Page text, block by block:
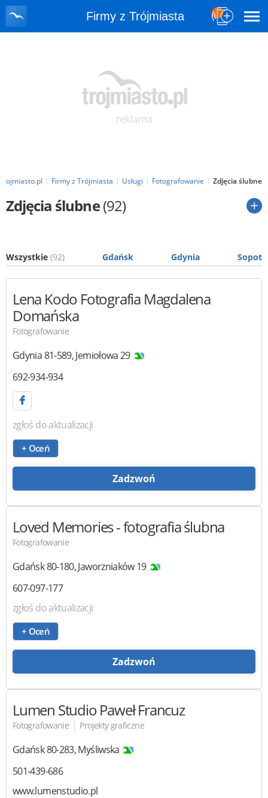
Firmy z Trójmiasta
Firmy z Trójmiasta Usługi Fotografowanie Zdjęcia ślubne
Zdjęcia ślubne(92)
Wszystkie (92) Gdańsk Gdynia Sopot
Lena Kodo Fotografia Magdalena
Domańska
Fotografowanie
Gdynia81-589,Jemiołowa 29
692-934-934
zgłoś do aktualizacji
+ Oceń
Zadzwoń
Loved Memories- fotografia ślubna
Fotografowanie
Gdańsk80-180,Jaworzniaków 19
607-097-177
zgłoś do aktualizacji
+ Oceń
Zadzwoń
Lumen StudioPaweł Francuz
Fotografowanie | Projekty graficzne
Gdańsk80-283,Myśliwska
501-439-686
www.lumenstudio.pl